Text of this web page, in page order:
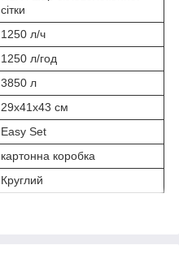
сітки
1250 л/ч
1250 л/год
3850 л
29x41x43 см
Easy Set
картонна коробка
Круглий